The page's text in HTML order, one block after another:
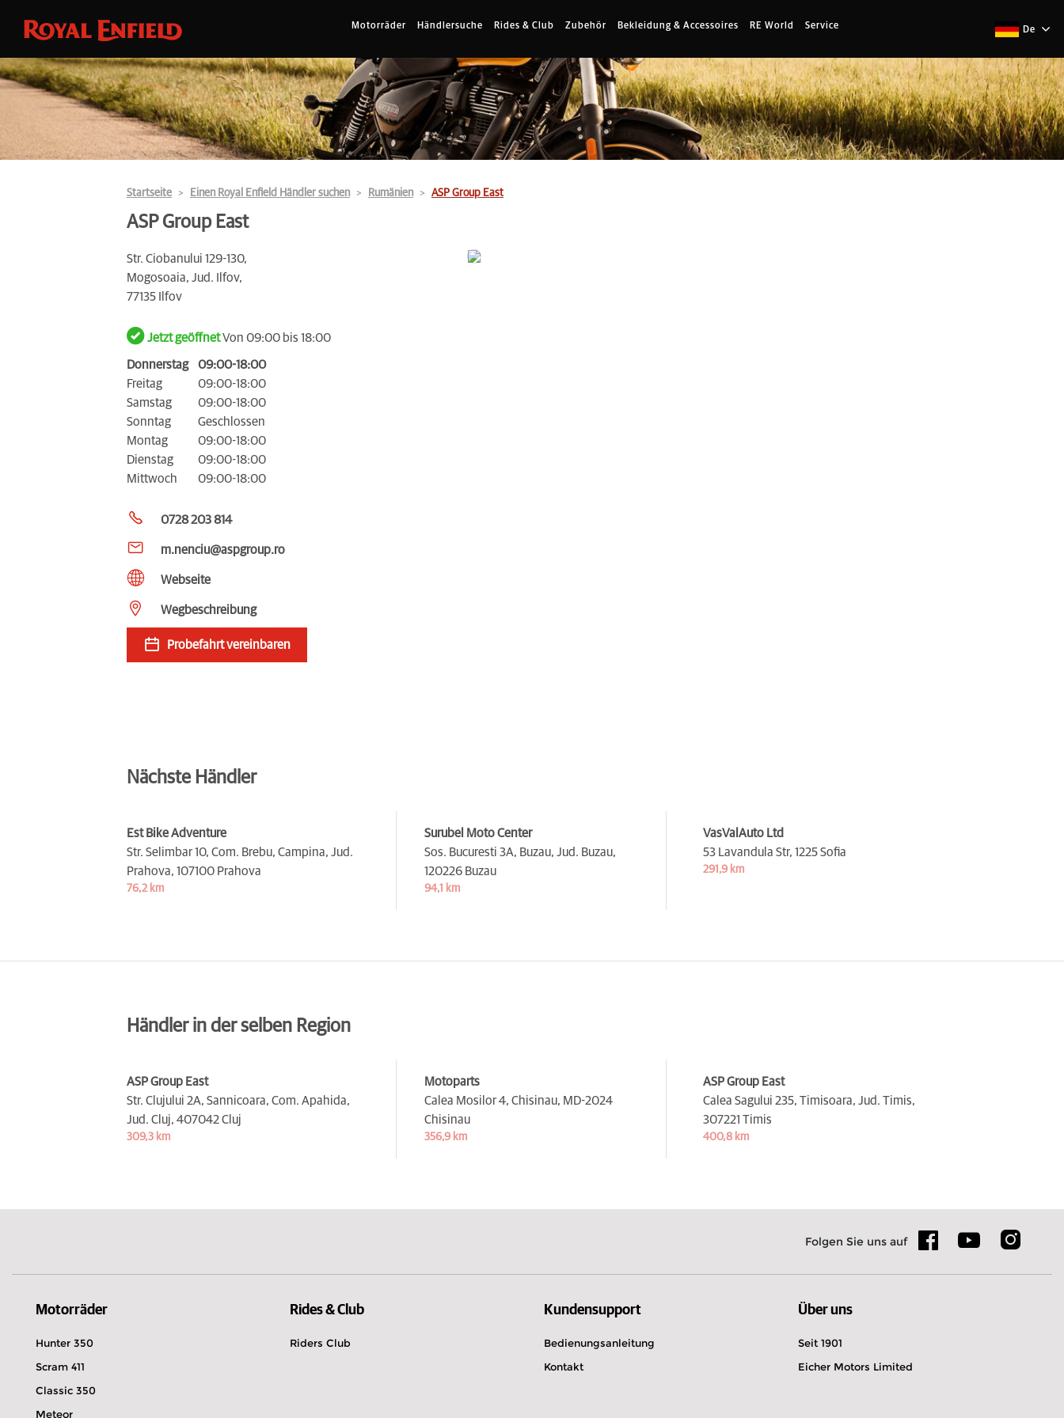
Motorräder Händlersuche Rides & Club Zubehör Bekleidung & Accessoires RE World Service De
Startseite Einen Royal Enfield Händler suchen Rumänien ASP Group East
ASP Group East
Str. Ciobanului 129-130,
Mogosoaia, Jud. Ilfov,
77135 Ilfov
Jetzt geöffnetVon 09:00 bis 18:00
Donnerstag
09:00-18:00
Freitag
09:00-18:00
Samstag
09:00-18:00
Sonntag
Geschlossen
Montag
09:00-18:00
Dienstag
09:00-18:00
Mittwoch
09:00-18:00
0728 203 814
m.nenciu@aspgroup.ro
Webseite
Wegbeschreibung
Probefahrt vereinbaren
Nächste Händler
Est Bike Adventure
Str. Selimbar 10, Com. Brebu, Campina, Jud.
Prahova, 107100 Prahova
76,2 km
Surubel Moto Center
Sos. Bucuresti 3A, Buzau, Jud. Buzau,
120226 Buzau
94,1 km
VasValAuto Ltd
53 Lavandula Str, 1225 Sofia
291,9 km
Händler in der selben Region
ASP Group East
Str. Clujului 2A, Sannicoara, Com. Apahida,
Jud. Cluj, 407042 Cluj
309,3 km
Motoparts
Calea Mosilor 4, Chisinau, MD-2024
Chisinau
356,9 km
ASP Group East
Calea Sagului 235, Timisoara, Jud. Timis,
307221 Timis
400,8 km
Folgen Sie uns auf
Motorräder
Hunter 350
Scram 411
Classic 350
Meteor
Rides & Club
Riders Club
Kundensupport
Bedienungsanleitung
Kontakt
Über uns
Seit 1901
Eicher Motors Limited